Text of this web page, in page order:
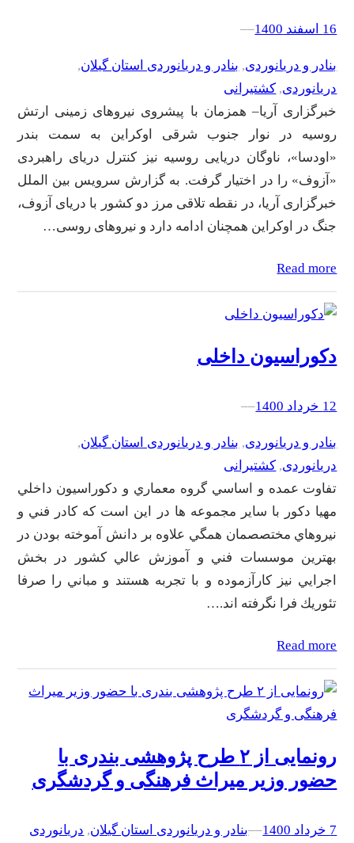
16 اسفند 1400 –
–
بنادر و دریانوردی, بنادر و دریانوردی استان گیلان,
دریانوردی, کشتیرانی
خبرگزاری آریا– همزمان با پیشروی نیرو‌های زمینی ارتش
روسیه در نوار جنوب شرقی اوکراین به سمت بندر
«اودسا»، ناوگان دریایی روسیه نیز کنترل دریای راهبردی
«آزوف» را در اختیار گرفت. به گزارش سرویس بین الملل
خبرگزاری آریا، در نقطه تلاقی مرز دو کشور با دریای آزوف،
جنگ در اوکراین همچنان ادامه دارد و نیرو‌های روسی…
Read more
دکوراسیون داخلی
12 خرداد 1400 –
–
بنادر و دریانوردی, بنادر و دریانوردی استان گیلان,
دریانوردی, کشتیرانی
تفاوت عمده و اساسي گروه معماري و دكوراسيون داخلي
مهيا دكور با ساير مجموعه ها در اين است كه كادر فني و
نيروهاي مختصصمان همگي علاوه بر دانش آموخته بودن در
بهترين موسسات فني و آموزش عالي كشور در بخش
اجرايي نيز كارآزموده و با تجربه هستند و مباني را صرفا
تئوريك فرا نگرفته اند.…
Read more
رونمایی از ۲ طرح پژوهشی بندری با
حضور وزیر میراث فرهنگی و گردشگری
7 خرداد 1400 –
–بنادر و دریانوردی استان گیلان, دریانوردی